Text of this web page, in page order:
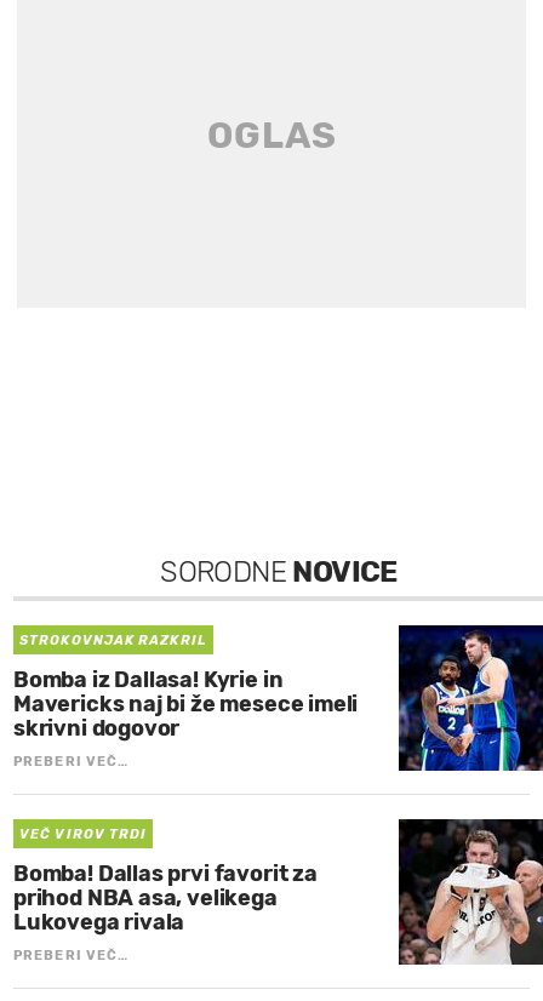
SORODNE NOVICE
STROKOVNJAK RAZKRIL
Bomba iz Dallasa! Kyrie in
Mavericks naj bi že mesece imeli
skrivni dogovor
PREBERI VEČ…
VEČ VIROV TRDI
Bomba! Dallas prvi favorit za
prihod NBA asa, velikega
Lukovega rivala
PREBERI VEČ…